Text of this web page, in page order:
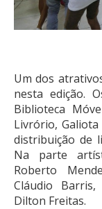
Um dos
nesta edição.
Biblioteca
Livrório,
distribuição de
Na parte
Roberto
Cláudio
Dilton Freitas.